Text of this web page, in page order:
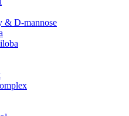
& D-mannose